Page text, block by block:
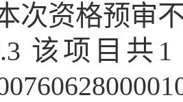
次资格预审
该项目共